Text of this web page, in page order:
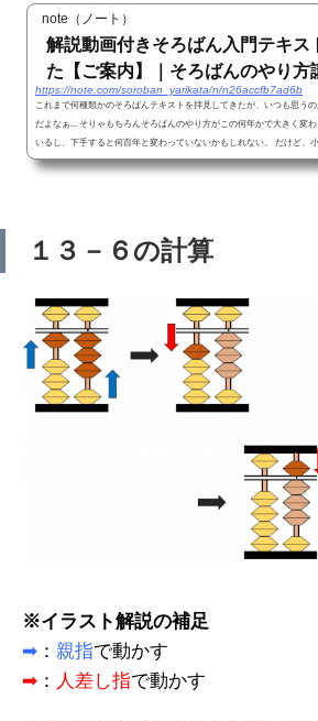
note（ノート）
解説動画付きそろばん入門テキス
た【ご案内】｜そろばんのやり方
https://note.com/soroban_yarikata/n/n26accfb7ad6b
これまで何種類かのそろばんテキストを拝見してきたが、いつも思う
だよなぁ... そりゃもちろんそろばんのやり方がこの何年かで大きく変
いるし、下手すると何百年と変わっていないかもしれない。 だけど、
共により分かりやすく変化しているのに対し、そろばんのテキストを
１３－６の計算
※イラスト解説の補足
➡ ： 親指で動かす
➡ ： 人差し指で動かす